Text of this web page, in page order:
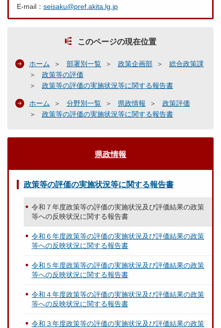
E-mail： seisaku@pref.akita.lg.jp
このページの現在位置
ホーム 部署別一覧 政策企画部
総合政策課
政策等の評価
政策等の評価の実施状況等に関する報告書
ホーム 分野別一覧 県政情報
政策評価
政策等の評価の実施状況等に関する報告書
県政情報
政策等の評価の実施状況等に関する報告書
令和７年度政策等の評価の実施状況及び評価結果の政策
等への反映状況に関する報告書
令和６年度政策等の評価の実施状況及び評価結果の政策
等への反映状況に関する報告書
令和５年度政策等の評価の実施状況及び評価結果の政策
等への反映状況に関する報告書
令和４年度政策等の評価の実施状況及び評価結果の政策
等への反映状況に関する報告書
令和３年度政策等の評価の実施状況及び評価結果の政策